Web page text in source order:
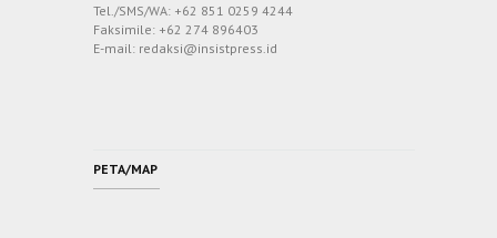
Tel./SMS/WA: +62 851 0259 4244
Faksimile: +62 274 896403
E-mail: redaksi@insistpress.id
PETA/MAP